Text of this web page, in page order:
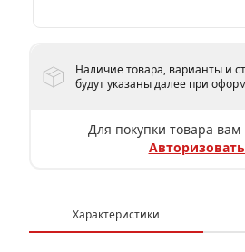
Наличие товара, варианты и
будут указаны далее при
Для покупки товара
Характеристики